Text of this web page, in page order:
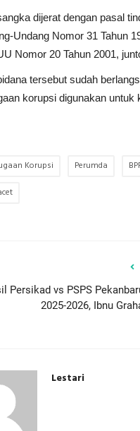
dijerat dengan pasal
Undang Nomor 31 Tahun
Nomor 20 Tahun 2001,
tersebut sudah
korupsi digunakan
Korupsi Perumda
Persikad vs PSPS
2025-2026, Ibnu
Lestari